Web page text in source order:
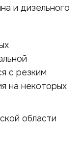
и дизельного
с резким
на некоторых
области